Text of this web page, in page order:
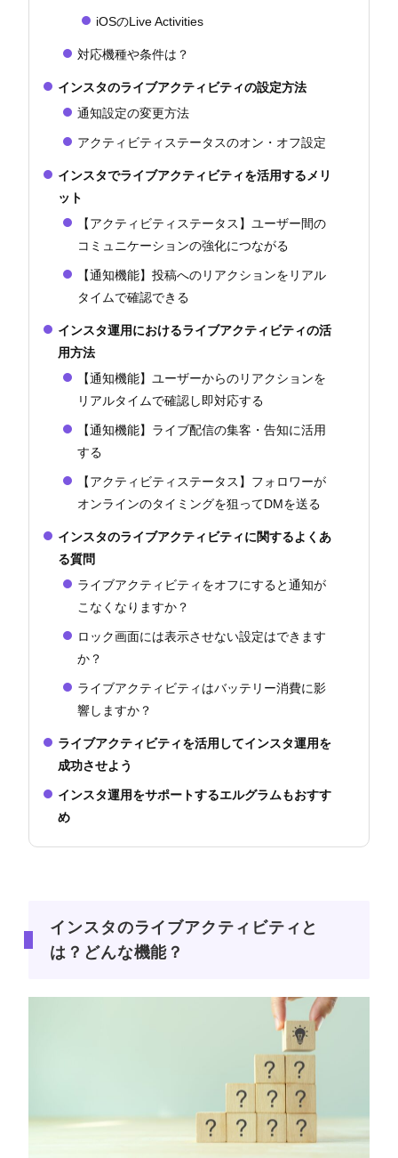
iOSのLive Activities
対応機種や条件は？
インスタのライブアクティビティの設定方法
通知設定の変更方法
アクティビティステータスのオン・オフ設定
インスタでライブアクティビティを活用するメリ
ット
【アクティビティステータス】ユーザー間の
コミュニケーションの強化につながる
【通知機能】投稿へのリアクションをリアル
タイムで確認できる
インスタ運用におけるライブアクティビティの活
用方法
【通知機能】ユーザーからのリアクションを
リアルタイムで確認し即対応する
【通知機能】ライブ配信の集客・告知に活用
する
【アクティビティステータス】フォロワーが
オンラインのタイミングを狙ってDMを送る
インスタのライブアクティビティに関するよくあ
る質問
ライブアクティビティをオフにすると通知が
こなくなりますか？
ロック画面には表示させない設定はできます
か？
ライブアクティビティはバッテリー消費に影
響しますか？
ライブアクティビティを活用してインスタ運用を
成功させよう
インスタ運用をサポートするエルグラムもおすす
め
インスタのライブアクティビティと
は？どんな機能？